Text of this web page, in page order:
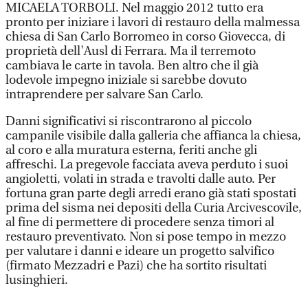
MICAELA TORBOLI. Nel maggio 2012 tutto era
pronto per iniziare i lavori di restauro della malmessa
chiesa di San Carlo Borromeo in corso Giovecca, di
proprietà dell'Ausl di Ferrara. Ma il terremoto
cambiava le carte in tavola. Ben altro che il già
lodevole impegno iniziale si sarebbe dovuto
intraprendere per salvare San Carlo.
Danni significativi si riscontrarono al piccolo
campanile visibile dalla galleria che affianca la chiesa,
al coro e alla muratura esterna, feriti anche gli
affreschi. La pregevole facciata aveva perduto i suoi
angioletti, volati in strada e travolti dalle auto. Per
fortuna gran parte degli arredi erano già stati spostati
prima del sisma nei depositi della Curia Arcivescovile,
al fine di permettere di procedere senza timori al
restauro preventivato. Non si pose tempo in mezzo
per valutare i danni e ideare un progetto salvifico
(firmato Mezzadri e Pazi) che ha sortito risultati
lusinghieri.